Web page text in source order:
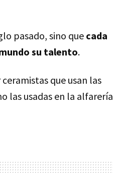
pasado, sino que cada
su talento.
que usan las
las usadas en la alfarería